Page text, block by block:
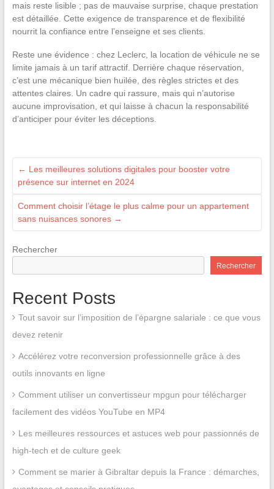
mais reste lisible ; pas de mauvaise surprise, chaque prestation
est détaillée. Cette exigence de transparence et de flexibilité
nourrit la confiance entre l’enseigne et ses clients.
Reste une évidence : chez Leclerc, la location de véhicule ne se
limite jamais à un tarif attractif. Derrière chaque réservation,
c’est une mécanique bien huilée, des règles strictes et des
attentes claires. Un cadre qui rassure, mais qui n’autorise
aucune improvisation, et qui laisse à chacun la responsabilité
d’anticiper pour éviter les déceptions.
← Les meilleures solutions digitales pour booster votre
présence sur internet en 2024
Comment choisir l’étage le plus calme pour un appartement
sans nuisances sonores →
Rechercher
Rechercher
Recent Posts
Tout savoir sur l’imposition de l’épargne salariale : ce que vous
devez retenir
Accélérez votre reconversion professionnelle grâce à des
outils innovants en ligne
Comment utiliser un convertisseur mpgun pour télécharger
facilement des vidéos YouTube en MP4
Les meilleures ressources et astuces web pour passionnés de
high-tech et de culture geek
Comment se marier à Gibraltar depuis la France : démarches,